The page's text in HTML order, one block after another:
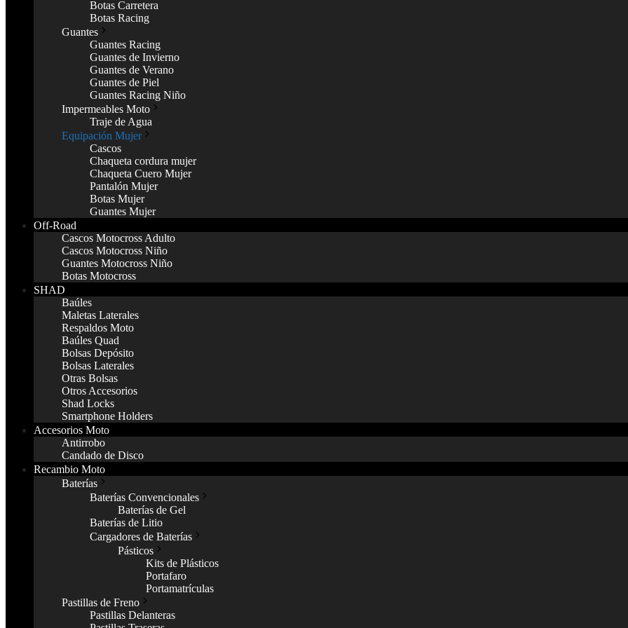
Botas Carretera
Botas Racing
Guantes
Guantes Racing
Guantes de Invierno
Guantes de Verano
Guantes de Piel
Guantes Racing Niño
Impermeables Moto
Traje de Agua
Equipación Mujer
Cascos
Chaqueta cordura mujer
Chaqueta Cuero Mujer
Pantalón Mujer
Botas Mujer
Guantes Mujer
Off-Road
Cascos Motocross Adulto
Cascos Motocross Niño
Guantes Motocross Niño
Botas Motocross
SHAD
Baúles
Maletas Laterales
Respaldos Moto
Baúles Quad
Bolsas Depósito
Bolsas Laterales
Otras Bolsas
Otros Accesorios
Shad Locks
Smartphone Holders
Accesorios Moto
Antirrobo
Candado de Disco
Recambio Moto
Baterías
Baterías Convencionales
Baterías de Gel
Baterías de Litio
Cargadores de Baterías
Pásticos
Kits de Plásticos
Portafaro
Portamatrículas
Pastillas de Freno
Pastillas Delanteras